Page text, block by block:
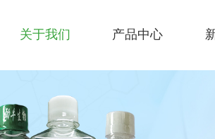
关于我们 产品中心